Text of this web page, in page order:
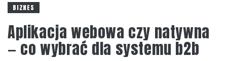
BIZNES
Aplikacja webowa czy natywna
— co wybrać dla systemu b2b